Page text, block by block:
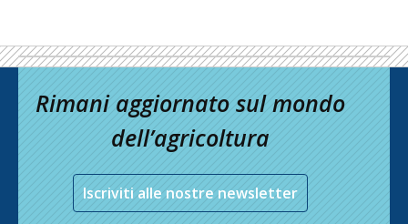
Rimani aggiornato sul mondo
dell’agricoltura
Iscriviti alle nostre newsletter